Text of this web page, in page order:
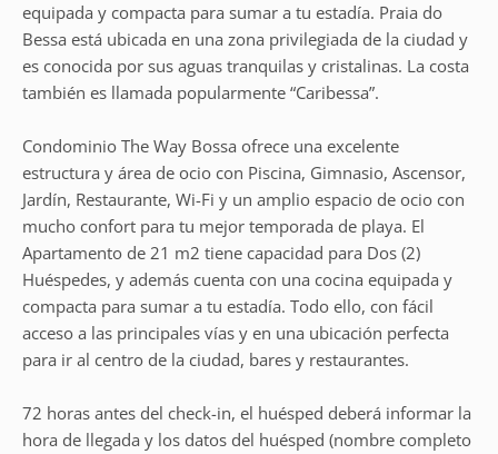
equipada y compacta para sumar a tu estadía. Praia do
Bessa está ubicada en una zona privilegiada de la ciudad y
es conocida por sus aguas tranquilas y cristalinas. La costa
también es llamada popularmente “Caribessa”.
Condominio The Way Bossa ofrece una excelente
estructura y área de ocio con Piscina, Gimnasio, Ascensor,
Jardín, Restaurante, Wi-Fi y un amplio espacio de ocio con
mucho confort para tu mejor temporada de playa. El
Apartamento de 21 m2 tiene capacidad para Dos (2)
Huéspedes, y además cuenta con una cocina equipada y
compacta para sumar a tu estadía. Todo ello, con fácil
acceso a las principales vías y en una ubicación perfecta
para ir al centro de la ciudad, bares y restaurantes.
72 horas antes del check-in, el huésped deberá informar la
hora de llegada y los datos del huésped (nombre completo